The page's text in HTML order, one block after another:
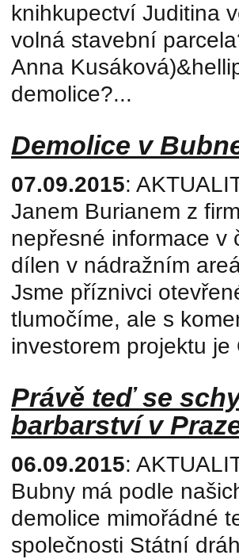
knihkupectví Juditina
volná stavební
Anna
demolice?...
Demolice v
07.09.2015:
Janem Burianem z
nepřesné informace v
dílen v nádražním
Jsme příznivci
tlumočíme, ale s
investorem projektu je
Právě teď se
barbarství v
06.09.2015:
Bubny má podle
demolice mimořádné
společnosti Státní